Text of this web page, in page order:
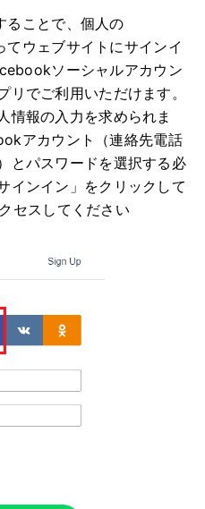
ことで、個人の
ウェブサイトにサインイ
ソーシャルアカウン
リでご利用いただけます。
情報の入力を求められま
アカウント（連絡先電話
とパスワードを選択する必
インイン」をクリックして
セスしてください